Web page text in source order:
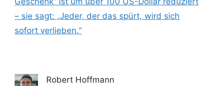
– sie sagt: „Jeder, der das spürt, wird sich
sofort verlieben.“
Robert Hoffmann